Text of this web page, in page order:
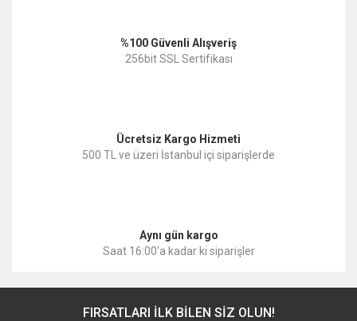
Ürün fiyatı diğer sitelerden daha pahalı.
%100 Güvenli Alışveriş
256bit SSL Sertifikası
Ücretsiz Kargo Hizmeti
500 TL ve üzeri İstanbul içi siparişlerde
Aynı gün kargo
Saat 16:00'a kadar ki siparişler
FIRSATLARI İLK BİLEN SİZ OLUN!